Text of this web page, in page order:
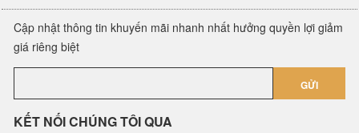
Cập nhật thông tin khuyến mãi nhanh nhất hưởng quyền lợi giảm
giá riêng biệt
GỬI
KẾT NỐI CHÚNG TÔI QUA